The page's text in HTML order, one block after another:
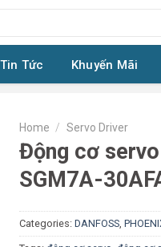
Tin Tức Khuyến Mãi
Home / Servo Driver
Động cơ
SGM7A-
Categories:DANFOSS ,